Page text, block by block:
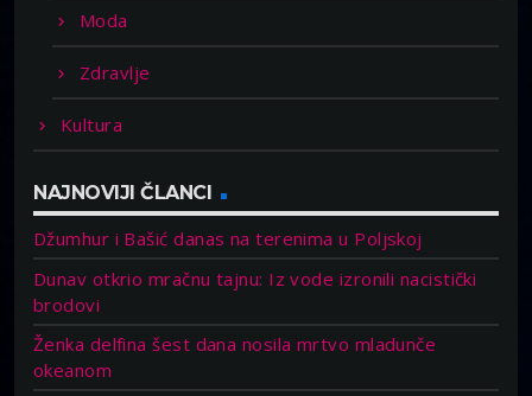
Moda
Zdravlje
Kultura
NAJNOVIJI ČLANCI
Džumhur i Bašić danas na terenima u Poljskoj
Dunav otkrio mračnu tajnu: Iz vode izronili nacistički
brodovi
Ženka delfina šest dana nosila mrtvo mladunče
okeanom